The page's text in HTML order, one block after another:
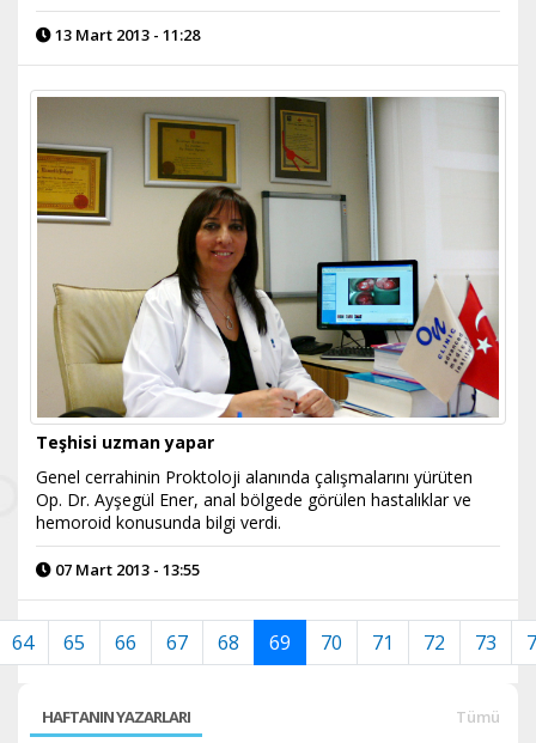
13 Mart 2013 - 11:28
Teşhisi uzman yapar
Genel cerrahinin Proktoloji alanında çalışmalarını yürüten
Op. Dr. Ayşegül Ener, anal bölgede görülen hastalıklar ve
hemoroid konusunda bilgi verdi.
07 Mart 2013 - 13:55
64 65 66 67 68 69 70 71 72 73
HAFTANIN YAZARLARI Tümü